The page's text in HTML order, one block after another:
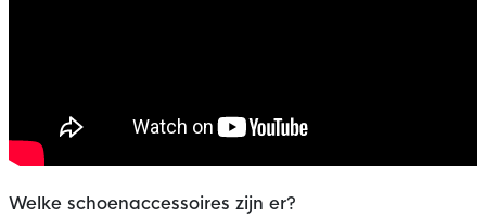
Welke schoenaccessoires zijn er?